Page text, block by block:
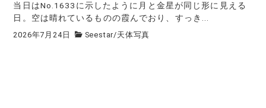
当日はNo.1633に示したように月と金星が同じ形に見える
日。空は晴れているものの霞んでおり、すっき...
2026年7月24日 Seestar/天体写真